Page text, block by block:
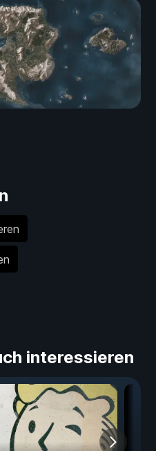
interessieren